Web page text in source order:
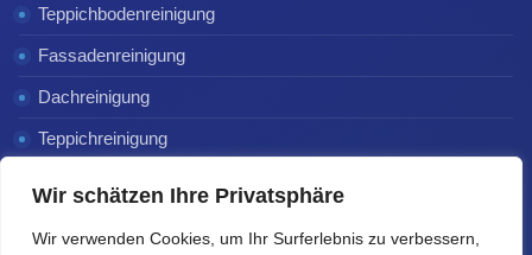
Wir schätzen Ihre Privatsphäre
Wir verwenden Cookies, um Ihr Surferlebnis zu verbessern,
Teppichbodenreinigung
Fassadenreinigung
Dachreinigung
Teppichreinigung